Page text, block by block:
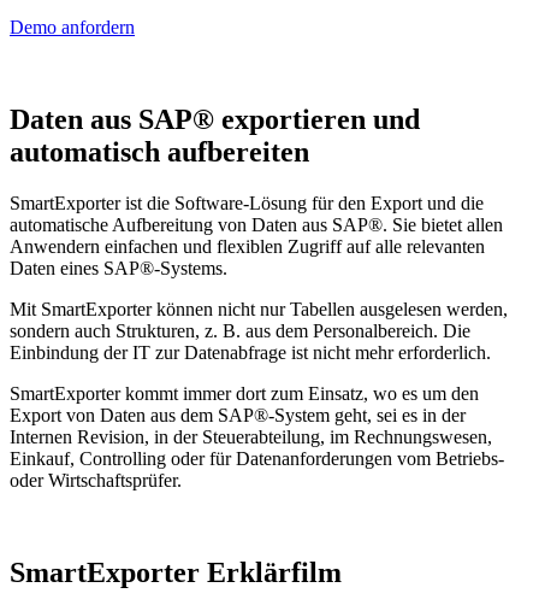
Demo anfordern
Daten aus SAP® exportieren und
automatisch aufbereiten
SmartExporter ist die Software-Lösung für den Export und die
automatische Aufbereitung von Daten aus SAP®. Sie bietet allen
Anwendern einfachen und flexiblen Zugriff auf alle relevanten
Daten eines SAP®-Systems.
Mit SmartExporter können nicht nur Tabellen ausgelesen werden,
sondern auch Strukturen, z. B. aus dem Personalbereich. Die
Einbindung der IT zur Datenabfrage ist nicht mehr erforderlich.
SmartExporter kommt immer dort zum Einsatz, wo es um den
Export von Daten aus dem SAP®-System geht, sei es in der
Internen Revision, in der Steuerabteilung, im Rechnungswesen,
Einkauf, Controlling oder für Datenanforderungen vom Betriebs-
oder Wirtschaftsprüfer.
SmartExporter Erklärfilm